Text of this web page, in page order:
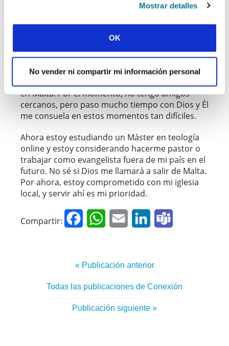
Mostrar detalles
OK
No vender ni compartir mi información personal
luchando contra mi ansiedad. Pero he mejorado
Dios en oración. Me consuela y me ayuda a
superarlo. Otro reto que he tenido ha sido
que trabaje en domingo, lo que me impediría ir
a la iglesia. He luchado contra la soledad, dado
en Malta. Por el momento, no tengo amigos
cercanos, pero paso mucho tiempo con Dios y Él
me consuela en estos momentos tan difíciles.
Ahora estoy estudiando un Máster en teología
online y estoy considerando hacerme pastor o
trabajar como evangelista fuera de mi país en el
futuro. No sé si Dios me llamará a salir de Malta.
Por ahora, estoy comprometido con mi iglesia
local, y servir ahí es mi prioridad.
Compartir: FacebookWhatsApp
Email LinkedIn
« Publicación anterior
Todas las publicaciones de Conexión
Publicación siguiente »